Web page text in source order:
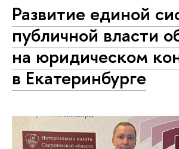
Развитие единой
публичной власти
на юридическом
в Екатеринбурге